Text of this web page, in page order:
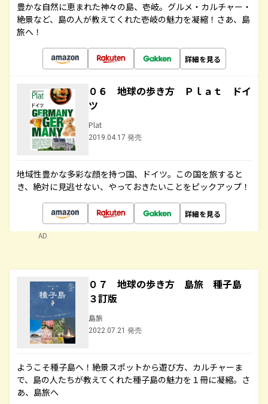
豊かな自然に恵まれた神々の島、壱岐。グルメ・カルチャー・
絶景など、島の人が教えてくれた壱岐の魅力を凝縮！さあ、島
旅へ！
詳細を見る
０６ 地球の歩き方 Ｐｌａｔ ドイ
ツ
Plat
2019.04.17 発売
地域性豊かな多彩な顔を持つ国、ドイツ。この国を旅すると
き、絶対に見逃せない、やっておきたいことをピックアップ！
詳細を見る
AD
０７ 地球の歩き方 島旅 種子島
３訂版
島旅
2022.07.21 発売
ようこそ種子島へ！絶景スポットから遊び方、カルチャーま
で、島の人たちが教えてくれた種子島の魅力を１冊に凝縮。さ
あ、島旅へ